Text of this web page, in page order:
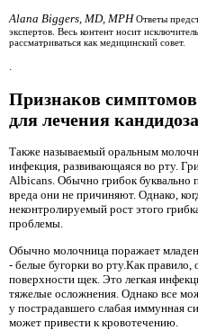
Alana Biggers, MD, MPHОтветы
экспертов. Весь контент носит
рассматриваться как медицинский совет.
.
Признаков
для лечения
Также называемый оральным
инфекция, развивающаяся во рту.
Albicans. Обычно грибок буквально
вреда они не причиняют. Однако,
неконтролируемый рост этого
проблемы.
Обычно молочница поражает
- белые бугорки во рту.Как правило,
поверхности щек. Это легкая
тяжелые осложнения. Однако все
у пострадавшего слабая иммунная
может привести к кровотечению.